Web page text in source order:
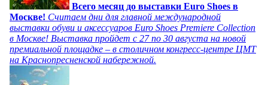
Всего месяц до выставки Euro Shoes в
Москве! Считаем дни для главной международной
выставки обуви и аксессуаров Euro Shoes Premiere Collection
в Москве! Выставка пройдет с 27 по 30 августа на новой
премиальной площадке – в столичном конгресс-центре ЦМТ
на Краснопресненской набережной.